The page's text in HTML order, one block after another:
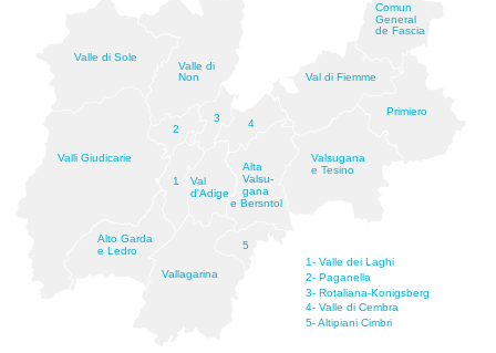
Valle di Sole
Valli Giudicarie
Vallagarina
Valle di
Non
Valsugana
e Tesino
Val di Fiemme
Primiero
Val
d'Adige
1
4
5
2
Alta
Valsu-
gana
e Bersntol
Alto Garda
e Ledro
Comun
General
de Fascia
3
1- Valle dei Laghi
2- Paganella
3- Rotaliana-Konigsberg
4- Valle di Cembra
5- Altipiani Cimbri